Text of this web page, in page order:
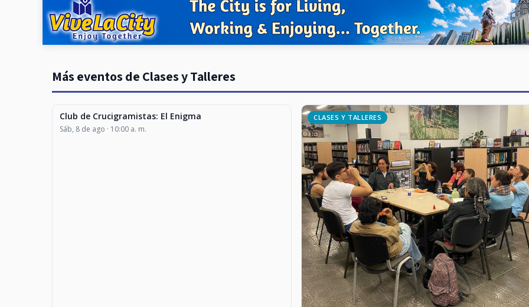
Más eventos de Clases y Talleres
CLASES Y TALLERES
Club de Crucigramistas: El Enigma
Sáb, 8 de ago · 10:00 a. m.
CLASES Y TALLERES